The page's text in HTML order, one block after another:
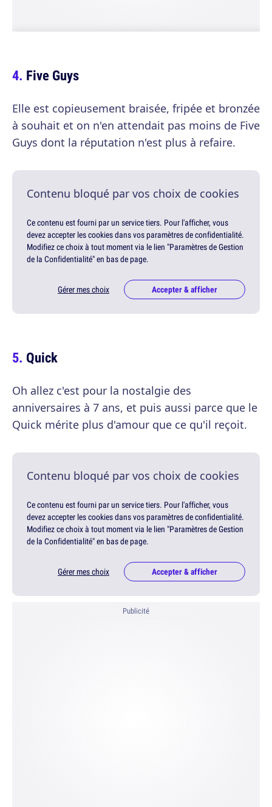
Five Guys
Elle est copieusement braisée, fripée et bronzée
à souhait et on n'en attendait pas moins de Five
Guys dont la réputation n'est plus à refaire.
Contenu bloqué par vos choix de cookies
Ce contenu est fourni par un service tiers. Pour l'afficher, vous
devez accepter les cookies dans vos paramètres de confidentialité.
Modifiez ce choix à tout moment via le lien "Paramètres de Gestion
de la Confidentialité" en bas de page.
Gérer mes choix Accepter & afficher
Quick
Oh allez c'est pour la nostalgie des
anniversaires à 7 ans, et puis aussi parce que le
Quick mérite plus d'amour que ce qu'il reçoit.
Contenu bloqué par vos choix de cookies
Ce contenu est fourni par un service tiers. Pour l'afficher, vous
devez accepter les cookies dans vos paramètres de confidentialité.
Modifiez ce choix à tout moment via le lien "Paramètres de Gestion
de la Confidentialité" en bas de page.
Gérer mes choix Accepter & afficher
Publicité